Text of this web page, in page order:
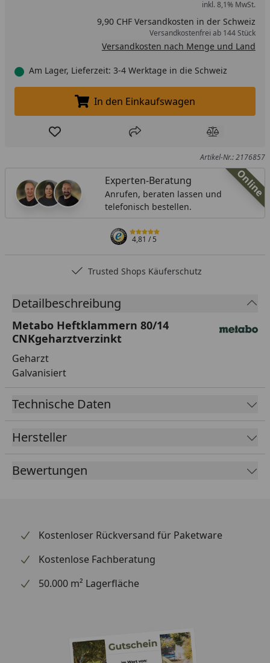
inkl. 8,1% MwSt.
9,90 CHF Versandkosten in der Schweiz
Versandkostenfrei ab 144 Stück
Versandkosten nach Menge und Land
Am Lager, Lieferzeit: 3-4 Werktage in die Schweiz
In den Einkaufswagen legen
In den Einkaufswagen
Produkt zur Wunschliste hinzufügen
Teilen Produkt
Artikel-Nr.: 2176857
Online
Experten-Beratung
Anrufen, beraten lassen und
telefonisch bestellen.
4,81/ 5
Trusted Shops Käuferschutz
Detailbeschreibung
Metabo Heftklammern 80/14
CNKgeharztverzinkt
Geharzt
Galvanisiert
Technische Daten
Hersteller
Bewertungen
Kostenloser Rückversand für Paketware
Kostenlose Fachberatung
50.000 m² Lagerfläche